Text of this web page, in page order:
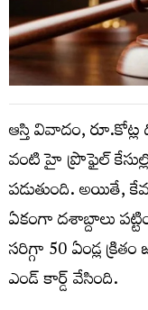
ఆస్తి వివాదం,
వంటి హై ప్రొఫైల్‌
పడుతుంది. అయితే,
ఏకంగా దశాబ్దాలు
సరిగ్గా 50 ఏండ్ల
ఎండ్‌ కార్డ్‌ వేసింది.